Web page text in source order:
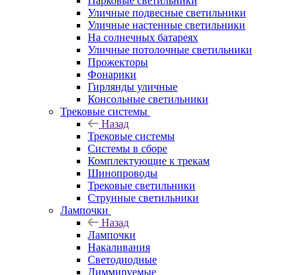
Уличные подвесные светильники
Уличные настенные светильники
На солнечных батареях
Уличные потолочные светильники
Прожекторы
Фонарики
Гирлянды уличные
Консольные светильники
Трековые системы
Назад
Трековые системы
Системы в сборе
Комплектующие к трекам
Шинопроводы
Трековые светильники
Струнные светильники
Лампочки
Назад
Лампочки
Накаливания
Светодиодные
Диммируемые